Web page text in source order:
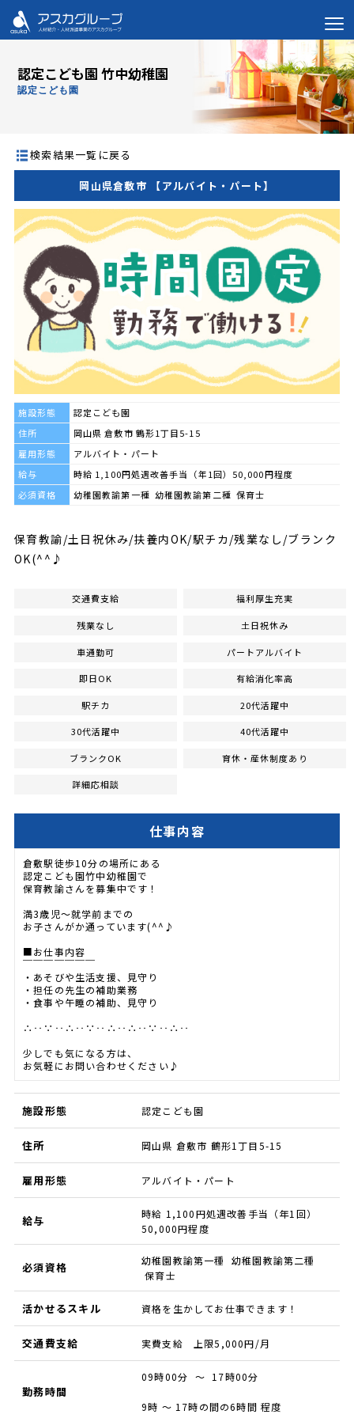
認定こども園 竹中幼稚園
認定こども園
検索結果一覧に戻る
岡山県倉敷市 【アルバイト・パート】
施設形態
認定こども園
住所
岡山県 倉敷市 鶴形1丁目5-15
雇用形態
アルバイト・パート
給与
時給 1,100円処遇改善手当（年1回）50,000円程度
必須資格
幼稚園教諭第一種 幼稚園教諭第二種 保育士
保育教諭/土日祝休み/扶養内OK/駅チカ/残業なし/ブランク
OK(^^♪
交通費支給 福利厚生充実
残業なし 土日祝休み
車通勤可 パートアルバイト
即日OK 有給消化率高
駅チカ 20代活躍中
30代活躍中 40代活躍中
ブランクOK 育休・産休制度あり
詳細応相談
仕事内容
倉敷駅徒歩10分の場所にある
認定こども園竹中幼稚園で
保育教諭さんを募集中です！
満3歳児～就学前までの
お子さんがか通っています(^^♪
■お仕事内容
￣￣￣￣￣￣￣
・あそびや生活支援、見守り
・担任の先生の補助業務
・食事や午睡の補助、見守り
∴‥∵‥∴‥∵‥∴‥∴‥∵‥∴‥
少しでも気になる方は、
お気軽にお問い合わせください♪
施設形態 認定こども園
住所 岡山県 倉敷市 鶴形1丁目5-15
雇用形態 アルバイト・パート
給与
時給 1,100円処遇改善手当（年1回）
50,000円程度
必須資格
幼稚園教諭第一種 幼稚園教諭第二種
保育士
活かせるスキル 資格を生かしてお仕事できます！
交通費支給 実費支給 上限5,000円/月
勤務時間
09時00分 ～ 17時00分
9時 ～ 17時の間の6時間 程度